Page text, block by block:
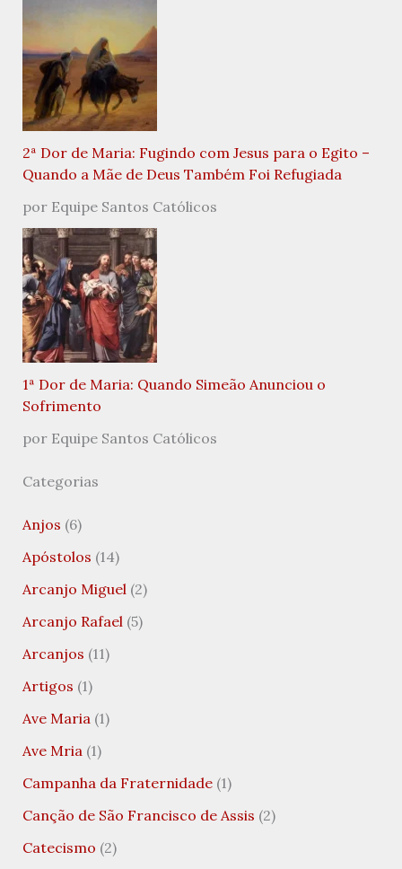
2ª Dor de Maria: Fugindo com Jesus para o Egito –
Quando a Mãe de Deus Também Foi Refugiada
por Equipe Santos Católicos
1ª Dor de Maria: Quando Simeão Anunciou o
Sofrimento
por Equipe Santos Católicos
Categorias
Anjos (6)
Apóstolos (14)
Arcanjo Miguel(2)
Arcanjo Rafael(5)
Arcanjos (11)
Artigos (1)
Ave Maria(1)
Ave Mria(1)
Campanha da Fraternidade(1)
Canção de São Francisco de Assis (2)
Catecismo (2)